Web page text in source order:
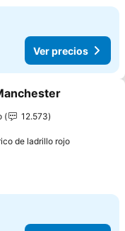
Ver precios
a favoritos
12.573
de ladrillo rojo